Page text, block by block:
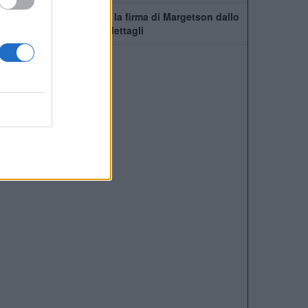
Manchester United, c'è la firma di Margetson dallo
Swansea: annuncio e dettagli